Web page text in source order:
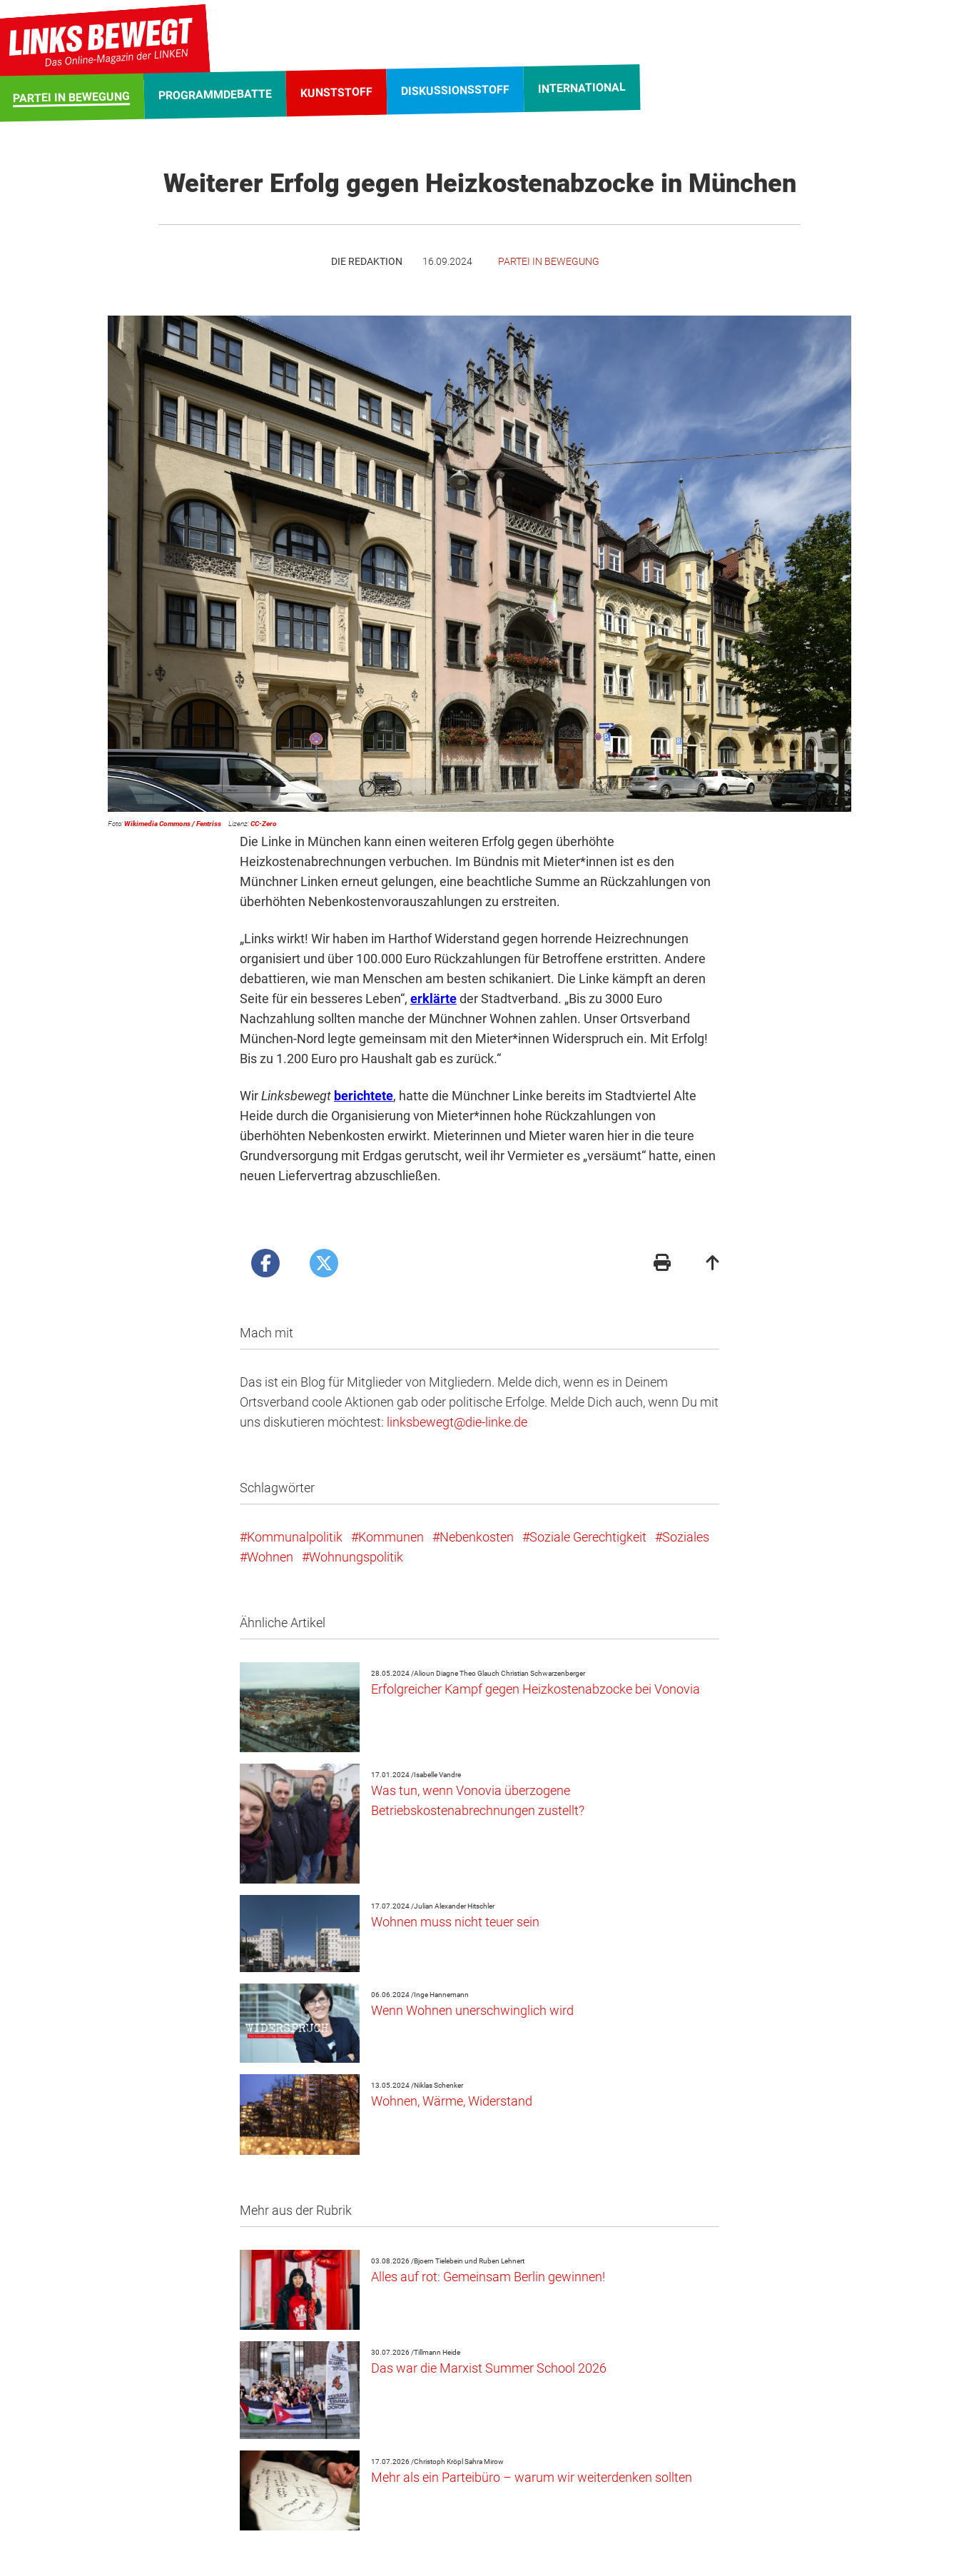
PARTEI IN BEWEGUNG PROGRAMMDEBATTE KUNSTSTOFF DISKUSSIONSSTOFF INTERNATIONAL
Weiterer Erfolg gegen Heizkostenabzocke in München
DIE REDAKTION 16.09.2024 PARTEI IN BEWEGUNG
Wikimedia Commons / Fentriss CC-Zero
Die Linke in München kann einen weiteren Erfolg gegen überhöhte
Heizkostenabrechnungen verbuchen. Im Bündnis mit Mieter*innen ist es den
Münchner Linken erneut gelungen, eine beachtliche Summe an Rückzahlungen von
überhöhten Nebenkostenvorauszahlungen zu erstreiten.
„Links wirkt! Wir haben im Harthof Widerstand gegen horrende Heizrechnungen
organisiert und über 100.000 Euro Rückzahlungen für Betroffene erstritten. Andere
debattieren, wie man Menschen am besten schikaniert. Die Linke kämpft an deren
Seite für ein besseres Leben“, erklärteder Stadtverband. „Bis zu 3000 Euro
Nachzahlung sollten manche der Münchner Wohnen zahlen. Unser Ortsverband
München-Nord legte gemeinsam mit den Mieter*innen Widerspruch ein. Mit Erfolg!
Bis zu 1.200 Euro pro Haushalt gab es zurück.“
WirLinksbewegt berichtete, hatte die Münchner Linke bereits im Stadtviertel Alte
Heide durch die Organisierung von Mieter*innen hohe Rückzahlungen von
überhöhten Nebenkosten erwirkt. Mieterinnen und Mieter waren hier in die teure
Grundversorgung mit Erdgas gerutscht, weil ihr Vermieter es „versäumt“ hatte, einen
neuen Liefervertrag abzuschließen.
Mach mit
Das ist ein Blog für Mitglieder von Mitgliedern. Melde dich, wenn es in Deinem
Ortsverband coole Aktionen gab oder politische Erfolge. Melde Dich auch, wenn Du mit
uns diskutieren möchtest: linksbewegt@die-linke.de
Schlagwörter
Kommunalpolitik Kommunen Nebenkosten Soziale Gerechtigkeit
Soziales
Wohnen
Wohnungspolitik
Ähnliche Artikel
28.05.2024 /Alioun DiagneTheo Glauch Christian Schwarzenberger
Erfolgreicher Kampf gegen Heizkostenabzocke bei Vonovia
17.01.2024 /Isabelle Vandre
Was tun, wenn Vonovia überzogene
Betriebskostenabrechnungen zustellt?
17.07.2024 /Julian Alexander Hitschler
Wohnen muss nicht teuer sein
06.06.2024 /Inge Hannemann
Wenn Wohnen unerschwinglich wird
13.05.2024 /Niklas Schenker
Wohnen, Wärme, Widerstand
Mehr aus der Rubrik
03.08.2026 /Bjoern Tielebein und Ruben Lehnert
Alles auf rot: Gemeinsam Berlin gewinnen!
30.07.2026 /Tillmann Heide
Das war die Marxist Summer School 2026
17.07.2026 /Christoph Kröpl Sahra Mirow
Mehr als ein Parteibüro – warum wir weiterdenken sollten